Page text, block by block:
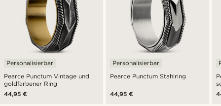
Pearce Punctum Vintage und
goldfarbener Ring
Personalisierbar
44,95 €
Pearce Punctum Stahlring
Personalisierbar
44,95 €